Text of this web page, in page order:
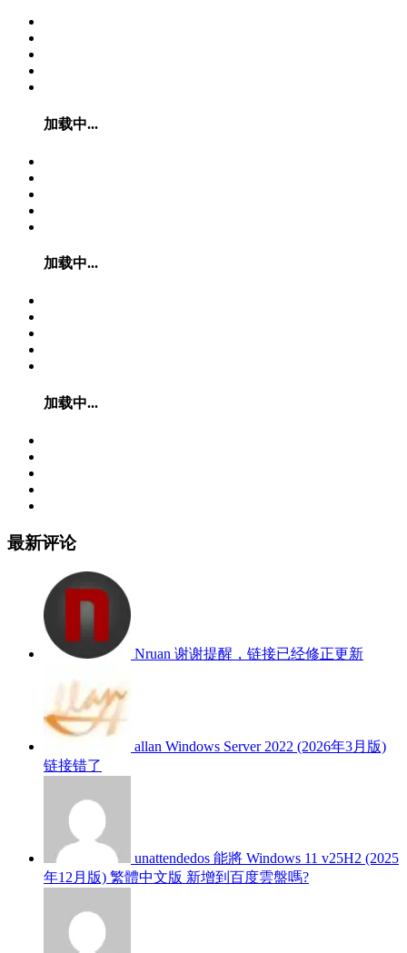
加载中...
加载中...
加载中...
最新评论
Nruan 谢谢提醒，链接已经修正更新
allan Windows Server 2022 (2026年3月版)
链接错了
unattendedos 能將 Windows 11 v25H2 (2025
年12月版) 繁體中文版 新增到百度雲盤嗎?